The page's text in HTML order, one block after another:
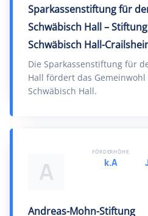
Sparkassenstiftung für
Schwäbisch Hall –
Schwäbisch Hall-
Die Sparkassenstiftung für
Hall fördert das
Schwäbisch Hall.
A
Andreas-Mohn-Stiftung
FÖRDERHÖHE
k.A